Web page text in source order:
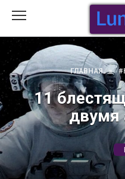
содержанию
ГЛАВНАЯ »
11
двумя